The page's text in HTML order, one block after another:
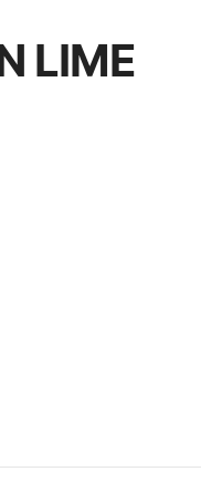
LIME